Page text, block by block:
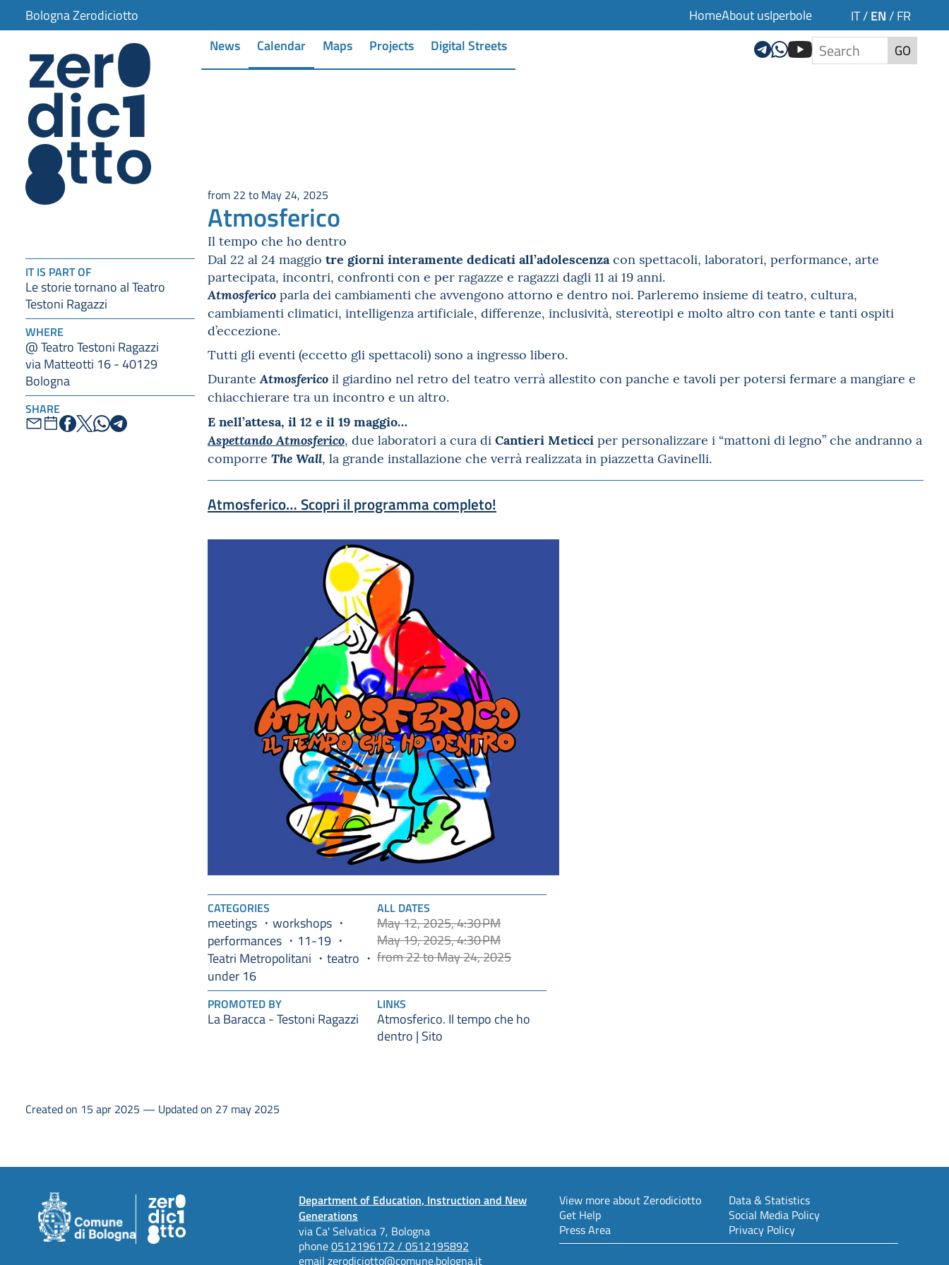
Bologna Zerodiciotto HomeAbout usIperbole IT/ EN / FR
News Calendar Maps Projects Digital Streets GO
IT IS PART OF
Le storie tornano al Teatro
Testoni Ragazzi
WHERE
@ Teatro Testoni Ragazzi
via Matteotti 16 - 40129
Bologna
SHARE
from 22 to May 24, 2025
Atmosferico
Il tempo che ho dentro
Dal 22 al 24 maggio tre giorni interamente dedicati all’adolescenzacon spettacoli, laboratori, performance, arte
partecipata, incontri, confronti con e per ragazze e ragazzi dagli 11 ai 19 anni.
Atmosferico parla dei cambiamenti che avvengono attorno e dentro noi. Parleremo insieme di teatro, cultura,
cambiamenti climatici, intelligenza artificiale, differenze, inclusività, stereotipi e molto altro con tante e tanti ospiti
d’eccezione.
Tutti gli eventi (eccetto gli spettacoli) sono a ingresso libero.
DuranteAtmosferico il giardino nel retro del teatro verrà allestito con panche e tavoli per potersi fermare a mangiare e
chiacchierare tra un incontro e un altro.
E nell’attesa, il 12 e il 19 maggio…
Aspettando Atmosferico, due laboratori a cura di Cantieri Meticci per personalizzare i “mattoni di legno” che andranno a
comporre The Wall, la grande installazione che verrà realizzata in piazzetta Gavinelli.
Atmosferico… Scopri il programma completo!
CATEGORIES
meetings
workshops
performances
11-19
Teatri Metropolitani
teatro
under 16
ALL DATES
May 12, 2025, 4:30 PM
May 19, 2025, 4:30 PM
from 22 to May 24, 2025
PROMOTED BY
La Baracca - Testoni Ragazzi
LINKS
Atmosferico. Il tempo che ho
dentro | Sito
Created on 15 apr 2025 — Updated on 27 may 2025
Department of Education, Instruction and New
Generations
via Ca' Selvatica 7, Bologna
phone0512196172 / 0512195892
email zerodiciotto@comune.bologna.it
View more about Zerodiciotto
Get Help
Press Area
Data & Statistics
Social Media Policy
Privacy Policy